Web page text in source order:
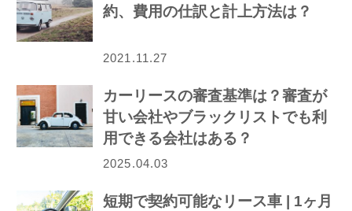
約、費用の仕訳と計上方法は？
2021.11.27
カーリースの審査基準は？審査が
甘い会社やブラックリストでも利
用できる会社はある？
2025.04.03
短期で契約可能なリース車 | 1ヶ月